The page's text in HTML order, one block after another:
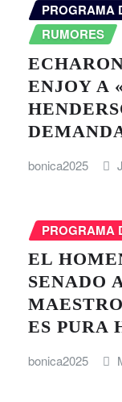
PROGRAMA
RUMORES
ENJOY A
bonica2025
PROGRAMA
EL
SENADO
ES PURA
bonica2025